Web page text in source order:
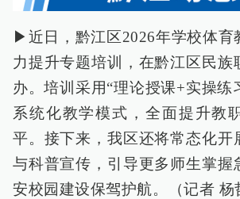
▶近日，黔江区2026年学校体育
力提升专题培训，在黔江区民族
办。培训采用“理论授课+实操练
系统化教学模式，全面提升教
平。接下来，我区还将常态化开
与科普宣传，引导更多师生掌握
安校园建设保驾护航。（记者 杨